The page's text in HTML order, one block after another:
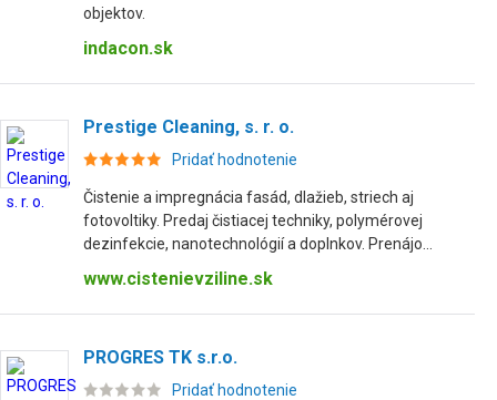
objektov.
indacon.sk
Prestige Cleaning, s. r. o.
Pridať hodnotenie
Čistenie a impregnácia fasád, dlažieb, striech aj
fotovoltiky. Predaj čistiacej techniky, polymérovej
dezinfekcie, nanotechnológií a doplnkov. Prenájo...
www.cistenievziline.sk
PROGRES TK s.r.o.
Pridať hodnotenie